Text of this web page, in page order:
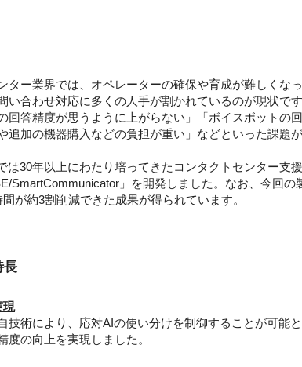
ー業界では、オペレーターの確保や育成が難しくな
い合わせ対応に多くの人手が割かれているのが現状で
回答精度が思うように上がらない」「ボイスボットの
追加の機器購入などの負担が重い」などといった課題
30年以上にわたり培ってきたコンタクトセンター支
SmartCommunicator」を開発しました。なお、今回
が約3割削減できた成果が得られています。
長
現
術により、応対AIの使い分けを制御することが可能
の向上を実現しました。